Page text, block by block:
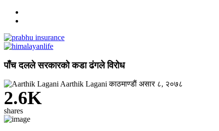
पाँच दलले सरकारको कडा ढंगले विरोध
Aarthik Laganiकाठमाण्डाैं असार ८, २०७८
2.6K
shares